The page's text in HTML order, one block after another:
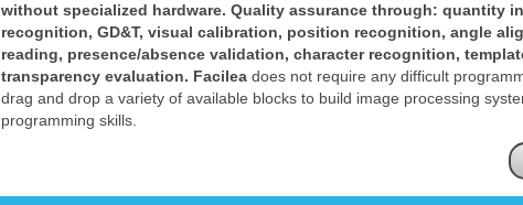
without specialized hardware. Quality assurance through: quantity
recognition, GD&T, visual calibration, position recognition, angle
reading, presence/absence validation, character recognition,
transparency evaluation. Facilea does not require any difficult
drag and drop a variety of available blocks to build image processing
programming skills.